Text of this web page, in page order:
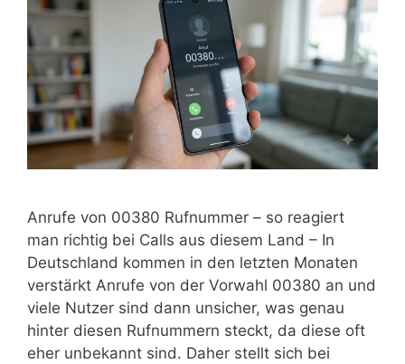
Anrufe von 00380 Rufnummer – so reagiert
man richtig bei Calls aus diesem Land – In
Deutschland kommen in den letzten Monaten
verstärkt Anrufe von der Vorwahl 00380 an und
viele Nutzer sind dann unsicher, was genau
hinter diesen Rufnummern steckt, da diese oft
eher unbekannt sind. Daher stellt sich bei